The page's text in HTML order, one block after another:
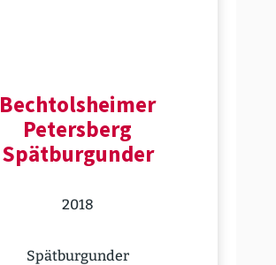
Bechtols­heimer
Petersberg
Spätbur­gunder
2018
Spätbur­gunder